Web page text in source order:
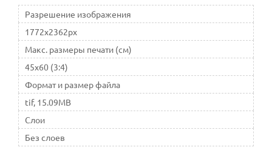
ветхозаветных прообразов воплощения Христа
Разрешение изображения
1772x2362px
Макс. размеры печати (см)
45x60 (3:4)
Формат и размер файла
tif, 15.09MB
Слои
Без слоев